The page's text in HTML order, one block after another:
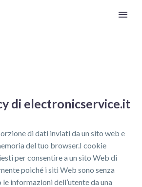
di electronicservice.it
di dati inviati da un sito web e
del tuo browser.I cookie
per consentire a un sito Web di
poiché i siti Web sono senza
informazioni dell’utente da una